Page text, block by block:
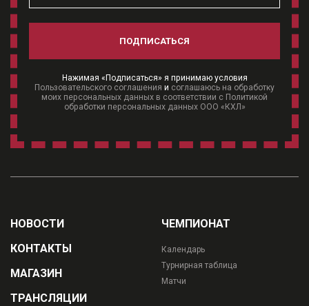
ПОДПИСАТЬСЯ
Нажимая «Подписаться» я принимаю условия
Пользовательского соглашения и соглашаюсь на обработку
моих персональных данных в соответствии с Политикой
обработки персональных данных ООО «КХЛ»
НОВОСТИ
КОНТАКТЫ
МАГАЗИН
ТРАНСЛЯЦИИ
ЧЕМПИОНАТ
Календарь
Турнирная таблица
Матчи